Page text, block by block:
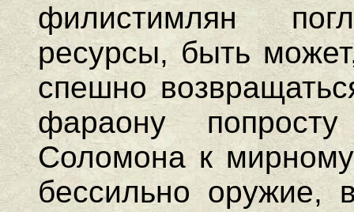
филистимлян
ресурсы, быть
спешно
фараону
Соломона к мирному
бессильно оружие,